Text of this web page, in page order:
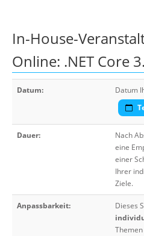
In-House-
Online: .NET Core
Datum:
Datum
Dauer:
Nach
eine
einer
Ihrer
Ziele.
Anpassbarkeit: Dieses